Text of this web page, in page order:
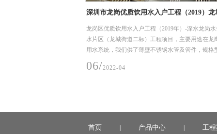
深圳市龙岗优质饮用水入户工程（2019）龙
工程项目
龙岗区优质饮用水入户工程（2019年）-深水龙岗水
水片区（龙城街道二标）工程项目，主要用途在龙
用水系统，我们供了薄壁不锈钢水管及管件，规格
DN15-50，材质是304，核心技术采用卡压式。
06/ 2022-04
首页 产品中心 工